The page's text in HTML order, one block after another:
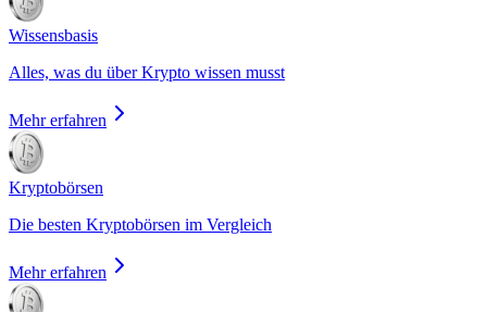
Wissensbasis
Alles, was du über Krypto wissen musst
Mehr erfahren
Kryptobörsen
Die besten Kryptobörsen im Vergleich
Mehr erfahren